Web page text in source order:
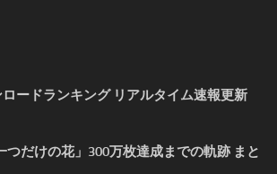
ロードランキング リアルタイム速報更新
つだけの花」300万枚達成までの軌跡 まと